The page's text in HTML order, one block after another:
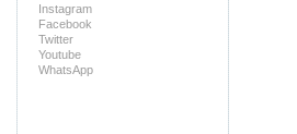
Instagram
Facebook
Twitter
Youtube
WhatsApp